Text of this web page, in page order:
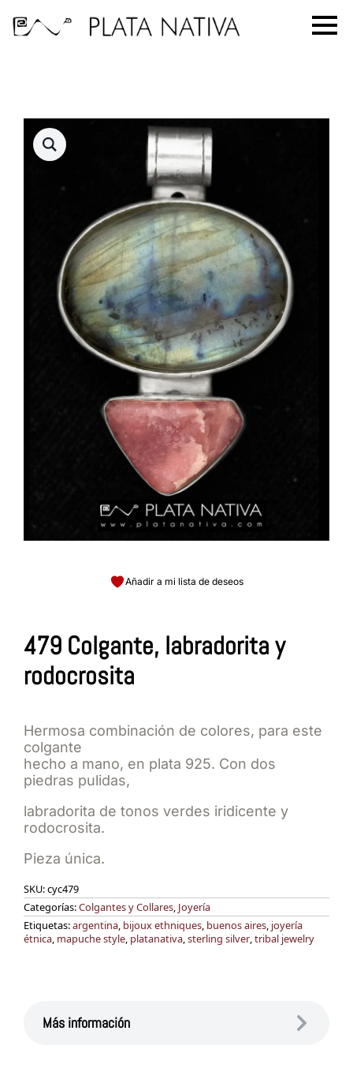
Añadir a mi lista de deseos
479 Colgante, labradorita y
rodocrosita
Hermosa combinación de colores, para este
colgante
hecho a mano, en plata 925. Con dos
piedras pulidas,
labradorita de tonos verdes iridicente y
rodocrosita.
Pieza única.
SKU:cyc479
Categorías:Colgantes y Collares, Joyería
Etiquetas:argentina, bijoux ethniques, buenos aires, joyería
étnica, mapuche style, platanativa,sterling silver,tribal jewelry
Más información